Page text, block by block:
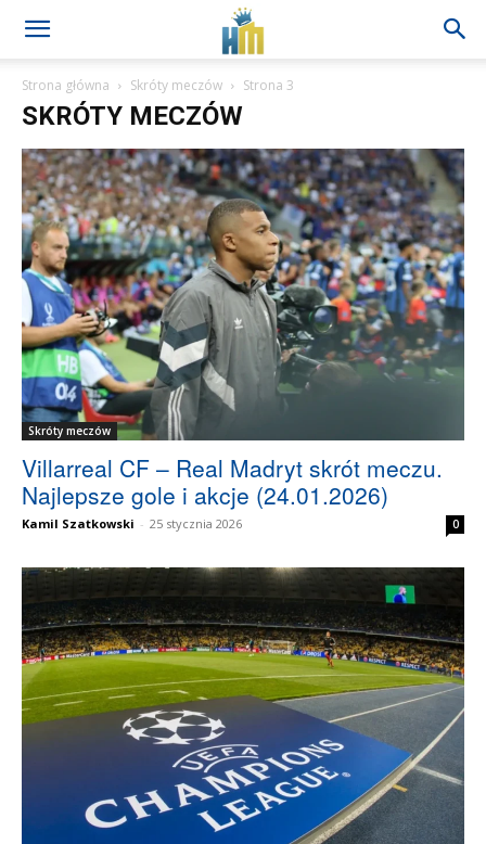
Strona główna Skróty meczów Strona 3
SKRÓTY MECZÓW
Skróty meczów
Villarreal CF – Real Madryt skrót meczu.
Najlepsze gole i akcje (24.01.2026)
Kamil Szatkowski - 25 stycznia 2026 0